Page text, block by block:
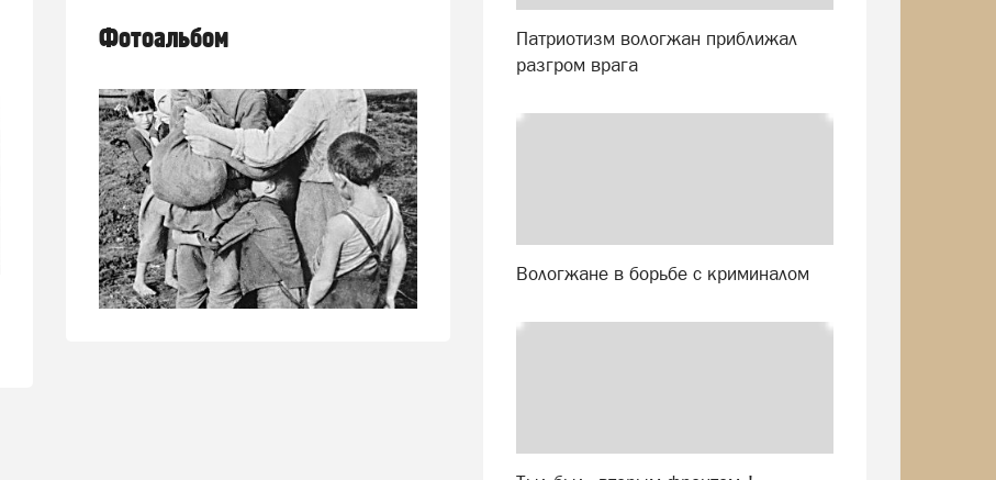
Фотоальбом
Патриотизм вологжан приближал
разгром врага
Вологжане в борьбе с криминалом